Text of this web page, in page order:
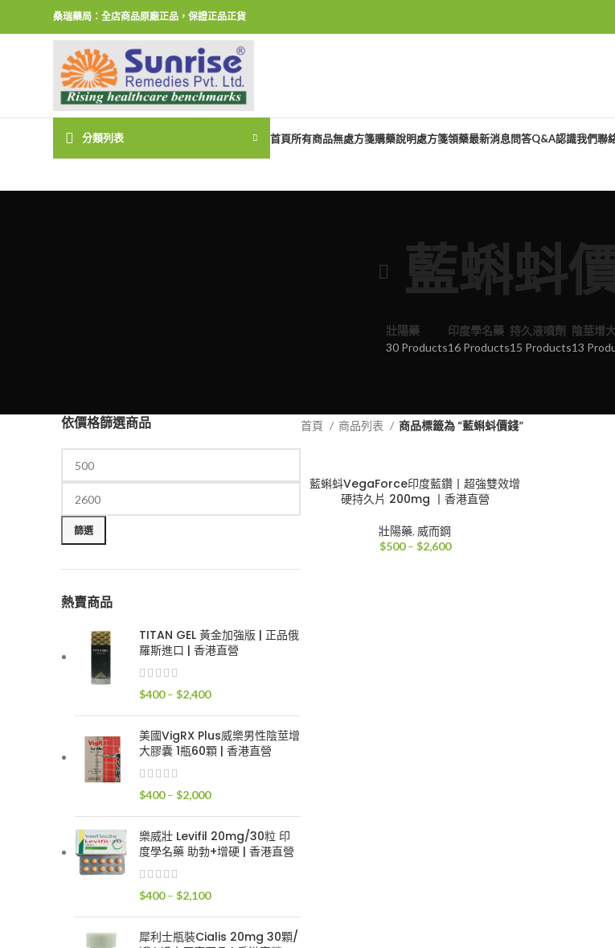
桑瑞藥局：全店商品原廠正品，保證正品正貨
分類列表 首頁所有商品無處方箋購藥說明處方箋領藥最新消息問答Q&A認識我們聯
藍蝌蚪
壯陽藥
30 Products
印度學名藥
16 Products
持久液噴劑
15 Products
陰莖增
13
依價格篩選商品
低
高
篩選
熱賣商品
TITAN GEL 黃金加強版 | 正品俄
羅斯進口 | 香港直營
$400 – $2,400價
圍：
$2,400
美國VigRX Plus威樂男性陰莖增
大膠囊 1瓶60顆 | 香港直營
$400 – $2,000價
範
圍：
$2,000
樂威壯 Levifil 20mg/30粒 印
度學名藥 助勃+增硬 | 香港直營
$400 – $2,100價
範
犀利士瓶裝Cialis 20mg 30顆/
首頁 商品列表 商品標籤為 “藍蝌蚪價錢”
藍蝌蚪VegaForce印度藍鑽丨超強雙效增
硬持久片 200mg 丨香港直營
壯陽藥, 威而鋼
$500 – $2,600價